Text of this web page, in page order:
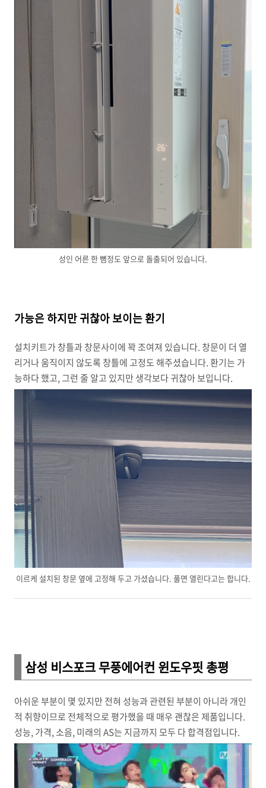
성인 어른 한 뼘정도 앞으로 돌출되어 있습니다.
가능은 하지만 귀찮아 보이는 환기
설치키트가 창틀과 창문사이에 꽉 조여져 있습니다. 창문이 더 열
리거나 움직이지 않도록 창틀에 고정도 해주셨습니다. 환기는 가
능하다 했고, 그런 줄 알고 있지만 생각보다 귀찮아 보입니다.
이르케 설치된 창문 옆에 고정해 두고 가셨습니다. 풀면 열린다고는 합니다.
삼성 비스포크 무풍에어컨 윈도우핏 총평
아쉬운 부분이 몇 있지만 전혀 성능과 관련된 부분이 아니라 개인
적 취향이므로 전체적으로 평가했을 때 매우 괜찮은 제품입니다.
성능, 가격, 소음, 미래의 AS는 지금까지 모두 다 합격점입니다.